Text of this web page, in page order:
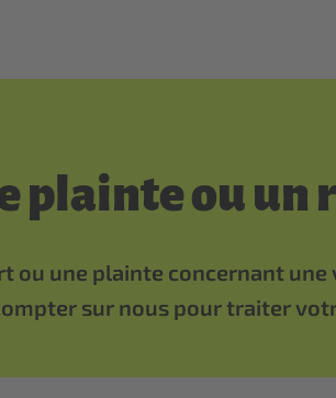
plainte ou
ou une plainte concernant
sur nous pour traiter